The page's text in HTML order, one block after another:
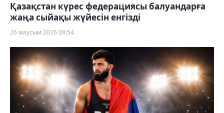
Қазақстан күрес федерациясы балуандарға
жаңа сыйақы жүйесін енгізді
26 маусым 2026 08:54